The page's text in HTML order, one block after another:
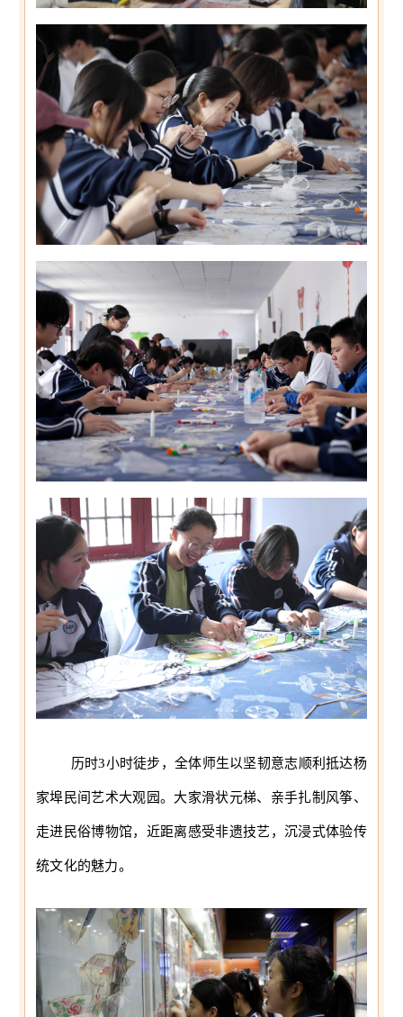
历时3小时徒步，全体师生以坚韧意志顺利抵达杨
家埠民间艺术大观园。大家滑状元梯、亲手扎制风筝、
走进民俗博物馆，近距离感受非遗技艺，沉浸式体验传
统文化的魅力。